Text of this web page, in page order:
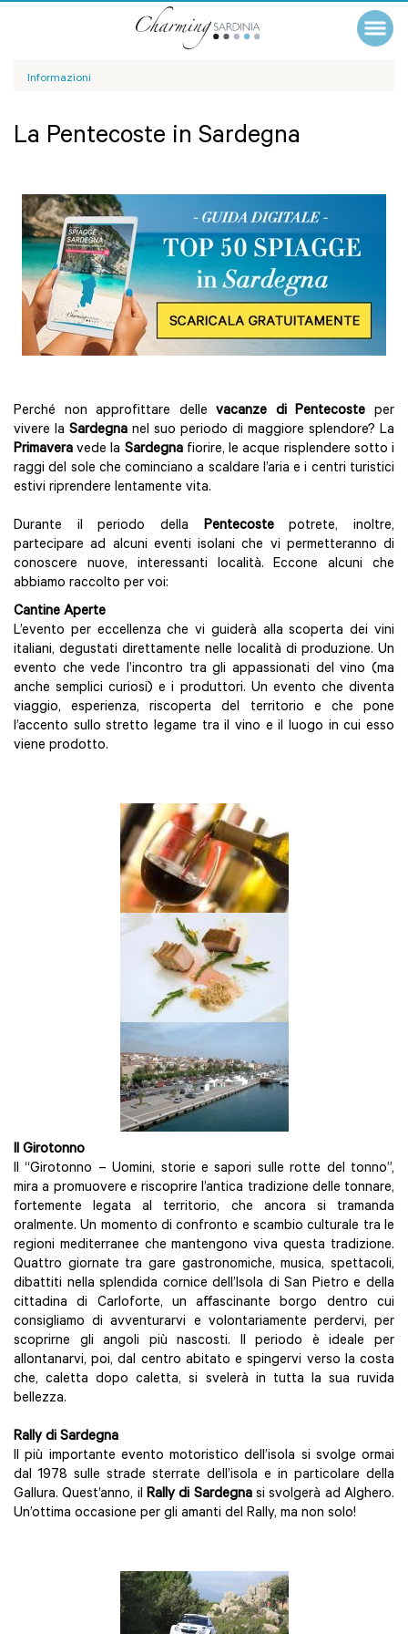
Informazioni
La Pentecoste in Sardegna
Perché non approfittare dellevacanze di Pentecoste per
vivere la Sardegna nel suo periodo di maggiore splendore? La
Primavera vede la Sardegnafiorire, le acque risplendere sotto i
raggi del sole che cominciano a scaldare l’aria e i centri turistici
estivi riprendere lentamente vita.
Durante il periodo della Pentecostepotrete, inoltre,
partecipare ad alcuni eventi isolani che vi permetteranno di
conoscere nuove, interessanti località. Eccone alcuni che
abbiamo raccolto per voi:
Cantine Aperte
L’evento per eccellenza che vi guiderà alla scoperta dei vini
italiani, degustati direttamente nelle località di produzione. Un
evento che vede l’incontro tra gli appassionati del vino (ma
anche semplici curiosi) e i produttori. Un evento che diventa
viaggio, esperienza, riscoperta del territorio e che pone
l’accento sullo stretto legame tra il vino e il luogo in cui esso
viene prodotto.
Il Girotonno
Il “Girotonno – Uomini, storie e sapori sulle rotte del tonno”,
mira a promuovere e riscoprire l’antica tradizione delle tonnare,
fortemente legata al territorio, che ancora si tramanda
oralmente. Un momento di confronto e scambio culturale tra le
regioni mediterranee che mantengono viva questa tradizione.
Quattro giornate tra gare gastronomiche, musica, spettacoli,
dibattiti nella splendida cornice dell’Isola di San Pietro e della
cittadina di Carloforte, un affascinante borgo dentro cui
consigliamo di avventurarvi e volontariamente perdervi, per
scoprirne gli angoli più nascosti. Il periodo è ideale per
allontanarvi, poi, dal centro abitato e spingervi verso la costa
che, caletta dopo caletta, si svelerà in tutta la sua ruvida
bellezza.
Rally di Sardegna
Il più importante evento motoristico dell’isola si svolge ormai
dal 1978 sulle strade sterrate dell’isola e in particolare della
Gallura. Quest’anno, il Rally di Sardegnasi svolgerà ad Alghero.
Un’ottima occasione per gli amanti del Rally, ma non solo!